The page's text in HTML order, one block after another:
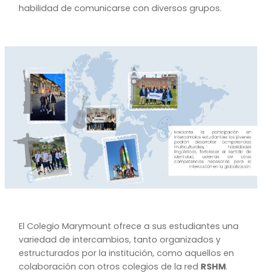
habilidad de comunicarse con diversos grupos.
El Colegio Marymount ofrece a sus estudiantes una
variedad de intercambios, tanto organizados y
estructurados por la institución, como aquellos en
colaboración con otros colegios de la red RSHM.